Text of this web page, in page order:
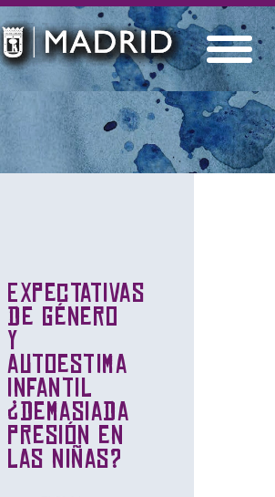
Expectativas
de género
y
autoestima
infantil
¿demasiada
presión en
las niñas?